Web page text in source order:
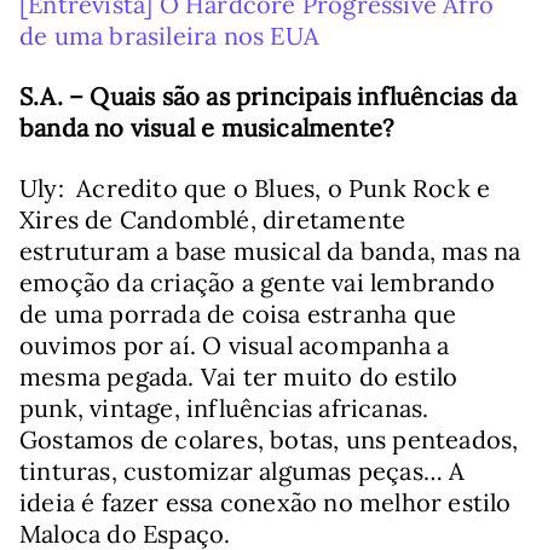
de uma brasileira nos EUA
S.A. – Quais são as principais influências da
banda no visual e musicalmente?
Uly: Acredito que o Blues, o Punk Rock e
Xires de Candomblé, diretamente
estruturam a base musical da banda, mas na
emoção da criação a gente vai lembrando
de uma porrada de coisa estranha que
ouvimos por aí. O visual acompanha a
mesma pegada. Vai ter muito do estilo
punk, vintage, influências africanas.
Gostamos de colares, botas, uns penteados,
tinturas, customizar algumas peças… A
ideia é fazer essa conexão no melhor estilo
Maloca do Espaço.